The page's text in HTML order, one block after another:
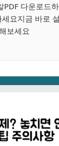
PDF 다운로드
요지금 바로
보세요